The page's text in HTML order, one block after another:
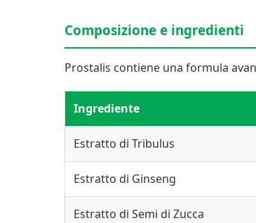
Composizione e ingredienti
Prostalis contiene una formula
Ingrediente
Estratto di Tribulus
Estratto di Ginseng
Estratto di Semi di Zucca